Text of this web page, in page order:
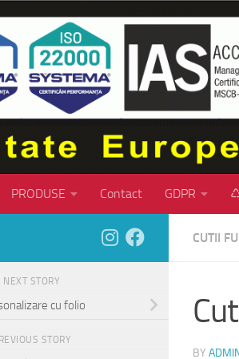
PRODUSE Contact GDPR
CUTII
BY
NEXT STORY
cu folio
STORY